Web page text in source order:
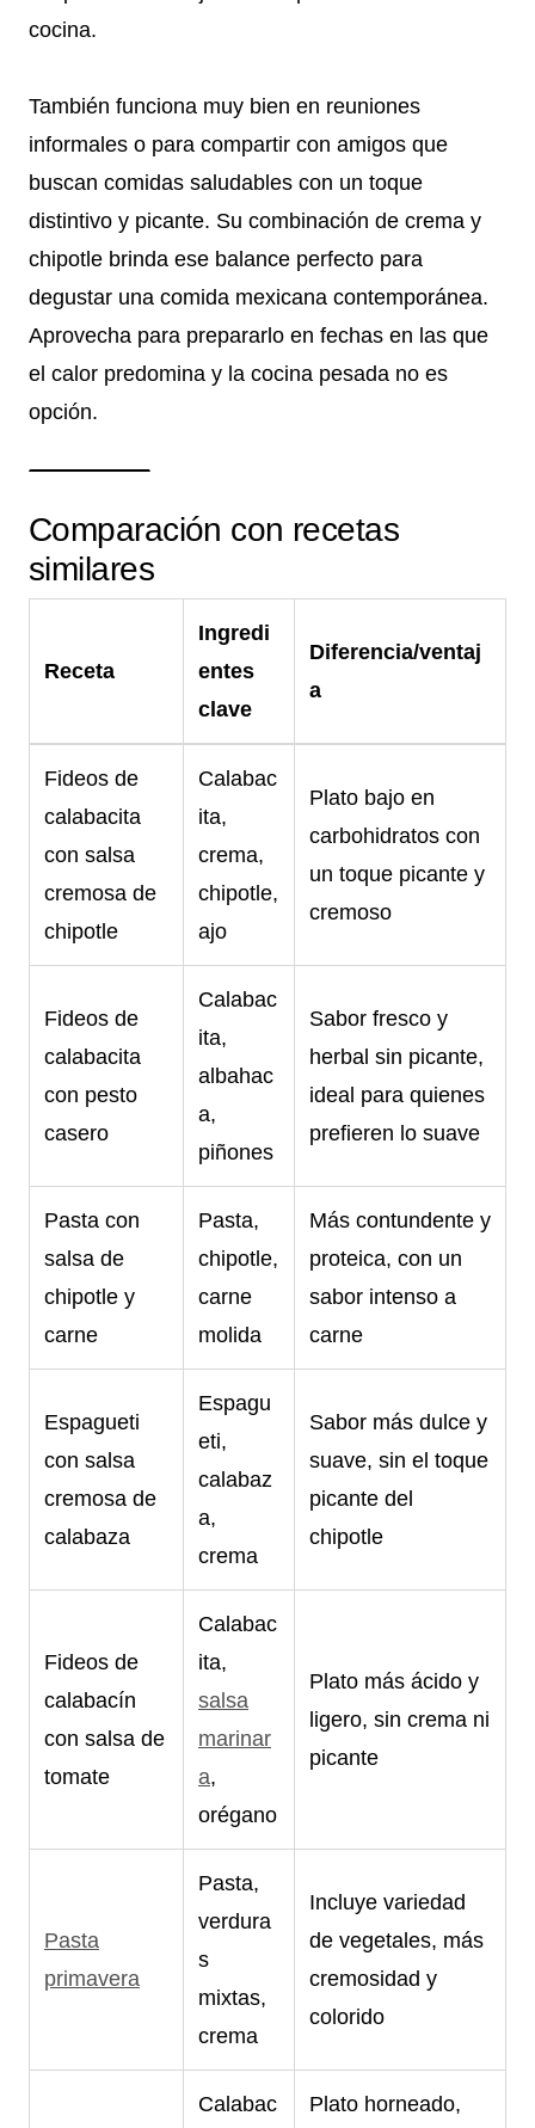
cocina.
También funciona muy bien en reuniones
informales o para compartir con amigos que
buscan comidas saludables con un toque
distintivo y picante. Su combinación de crema y
chipotle brinda ese balance perfecto para
degustar una comida mexicana contemporánea.
Aprovecha para prepararlo en fechas en las que
el calor predomina y la cocina pesada no es
opción.
Comparación con recetas
similares
Receta
Ingredi
entes
clave
Diferencia/ventaj
a
Fideos de
calabacita
con salsa
cremosa de
chipotle
Calabac
ita,
crema,
chipotle,
ajo
Plato bajo en
carbohidratos con
un toque picante y
cremoso
Fideos de
calabacita
con pesto
casero
Calabac
ita,
albahac
a,
piñones
Sabor fresco y
herbal sin picante,
ideal para quienes
prefieren lo suave
Pasta con
salsa de
chipotle y
carne
Pasta,
chipotle,
carne
molida
Más contundente y
proteica, con un
sabor intenso a
carne
Espagueti
con salsa
cremosa de
calabaza
Espagu
eti,
calabaz
a,
crema
Sabor más dulce y
suave, sin el toque
picante del
chipotle
Fideos de
calabacín
con salsa de
tomate
Calabac
ita,
salsa
marinar
a,
orégano
Plato más ácido y
ligero, sin crema ni
picante
Pasta
primavera
Pasta,
verdura
s
mixtas,
crema
Incluye variedad
de vegetales, más
cremosidad y
colorido
Calabac
Plato horneado,